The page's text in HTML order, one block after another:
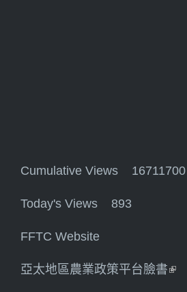
Cumulative Views 16711700
Today's Views 893
FFTC Website
亞太地區農業政策平台臉書